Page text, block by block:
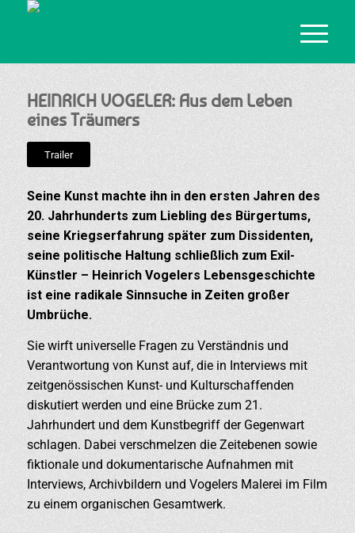
HEINRICH VOGELER: Aus dem Leben
eines Träumers
Trailer
Seine Kunst machte ihn in den ersten Jahren des
20. Jahrhunderts zum Liebling des Bürgertums,
seine Kriegserfahrung später zum Dissidenten,
seine politische Haltung schließlich zum Exil-
Künstler – Heinrich Vogelers Lebensgeschichte
ist eine radikale Sinnsuche in Zeiten großer
Umbrüche.
Sie wirft universelle Fragen zu Verständnis und
Verantwortung von Kunst auf, die in Interviews mit
zeitgenössischen Kunst- und Kulturschaffenden
diskutiert werden und eine Brücke zum 21.
Jahrhundert und dem Kunstbegriff der Gegenwart
schlagen. Dabei verschmelzen die Zeitebenen sowie
fiktionale und dokumentarische Aufnahmen mit
Interviews, Archivbildern und Vogelers Malerei im Film
zu einem organischen Gesamtwerk.